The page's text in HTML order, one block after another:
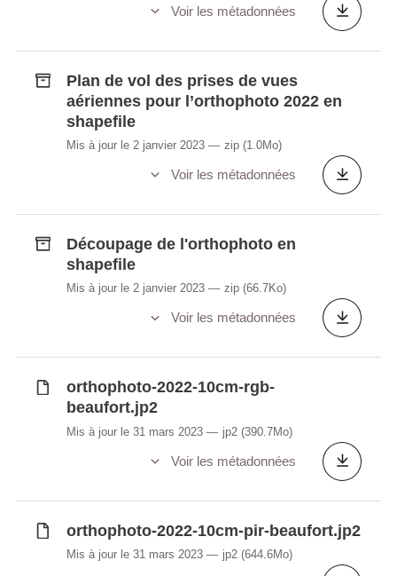
Voir les métadonnées
Plan de vol des prises de vues
aériennes pour l’orthophoto 2022 en
shapefile
Mis à jour le 2 janvier 2023 zip (1.0Mo)
Voir les métadonnées
Découpage de l'orthophoto en
shapefile
Mis à jour le 2 janvier 2023 zip (66.7Ko)
Voir les métadonnées
orthophoto-2022-10cm-rgb-
beaufort.jp2
Mis à jour le 31 mars 2023 jp2 (390.7Mo)
Voir les métadonnées
orthophoto-2022-10cm-pir-beaufort.jp2
Mis à jour le 31 mars 2023 jp2 (644.6Mo)